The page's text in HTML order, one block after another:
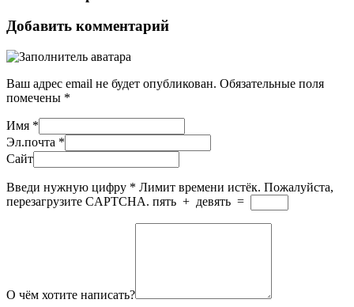
Добавить комментарий
Ваш адрес email не будет опубликован. Обязательные поля
помечены *
Имя *
Эл.почта *
Сайт
Введи нужную цифру * Лимит времени истёк. Пожалуйста,
перезагрузите CAPTCHA. пять + девять =
О чём хотите написать?